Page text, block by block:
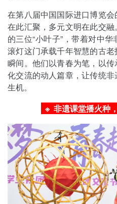
在第八届中国国际进口博览
在此汇聚，多元文明在此交
的三位“小叶子”，带着对中
滚灯这门承载千年智慧的古
瞬间。他们以青春为笔，以
化交流的动人篇章，让传统
生机。
※ 非遗课堂播火种